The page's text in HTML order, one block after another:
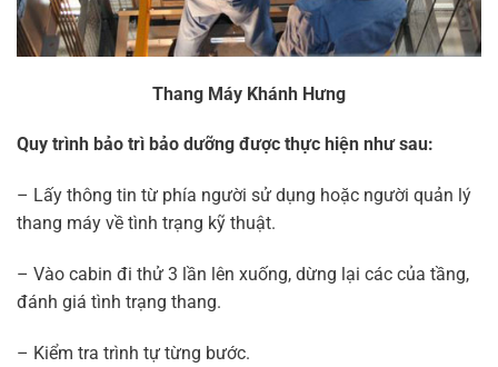
Thang Máy Khánh Hưng
Quy trình bảo trì bảo dưỡng được thực hiện như sau:
– Lấy thông tin từ phía người sử dụng hoặc người quản lý
thang máy về tình trạng kỹ thuật.
– Vào cabin đi thử 3 lần lên xuống, dừng lại các của tầng,
đánh giá tình trạng thang.
– Kiểm tra trình tự từng bước.